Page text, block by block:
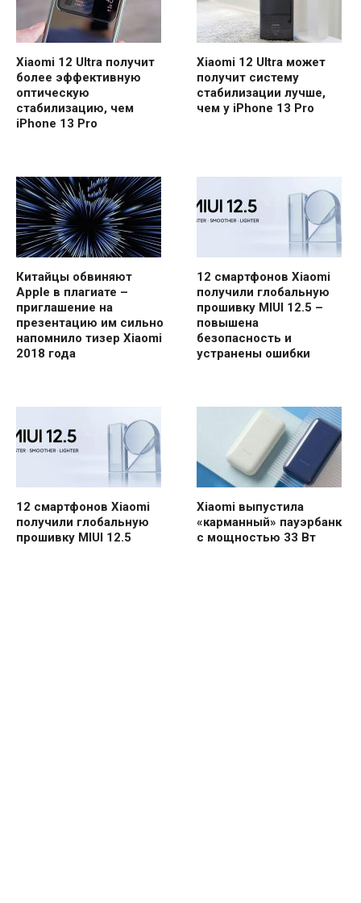
Xiaomi 12 Ultra получит
более эффективную
оптическую
стабилизацию, чем
iPhone 13 Pro
Xiaomi 12 Ultra может
получит систему
стабилизации лучше,
чем у iPhone 13 Pro
Китайцы обвиняют
Apple в плагиате –
приглашение на
презентацию им сильно
напомнило тизер Xiaomi
2018 года
12 смартфонов Xiaomi
получили глобальную
прошивку MIUI 12.5 –
повышена
безопасность и
устранены ошибки
12 смартфонов Xiaomi
получили глобальную
прошивку MIUI 12.5
Xiaomi выпустила
«карманный» пауэрбанк
с мощностью 33 Вт